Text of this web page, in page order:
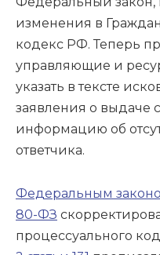
изменения в
кодекс РФ. Теперь
управляющие и
указать в тексте
заявления о выдаче
информацию об
ответчика.
Федеральным
80-ФЗ
процессуального